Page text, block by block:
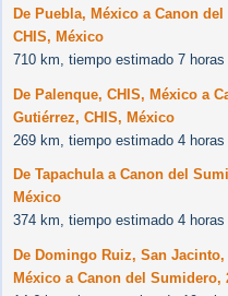
De Puebla, México a Canon
CHIS, México
710 km, tiempo estimado 7
De Palenque, CHIS, México a
Gutiérrez, CHIS, México
269 km, tiempo estimado 4
De Tapachula a Canon del
México
374 km, tiempo estimado 4
De Domingo Ruiz, San
México a Canon del Sumidero,